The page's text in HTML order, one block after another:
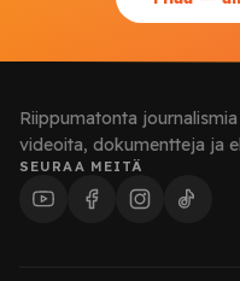
Riippumatonta
videoita, dokumentteja ja
SEURAA MEITÄ